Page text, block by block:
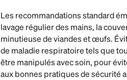
Les recommandations standard
lavage régulier des mains, la
minutieuse de viandes et œufs.
de maladie respiratoire tels que
être manipulés avec soin, pour
aux bonnes pratiques de sécurité